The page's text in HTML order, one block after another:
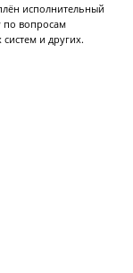
исполнительный
по вопросам
и других.